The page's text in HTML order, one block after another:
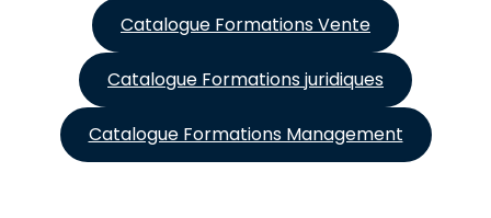
Catalogue Formations Vente
Catalogue Formations juridiques
Catalogue Formations Management